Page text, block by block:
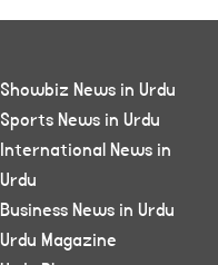
Showbiz News in Urdu
Sports News in Urdu
International News in
Urdu
Business News in Urdu
Urdu Magazine